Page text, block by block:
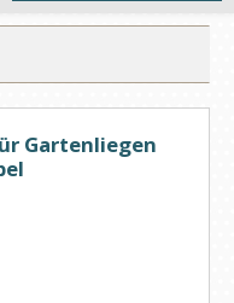
Gartenliegen